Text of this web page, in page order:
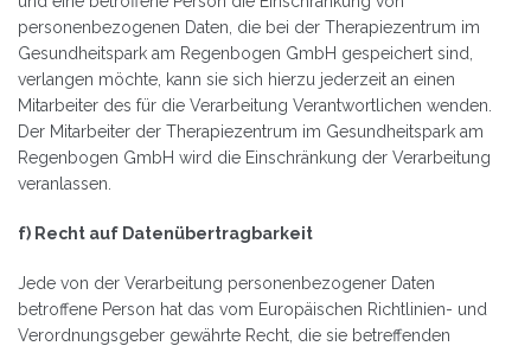
personenbezogenen Daten, die bei der Therapiezentrum im
Gesundheitspark am Regenbogen GmbH gespeichert sind,
verlangen möchte, kann sie sich hierzu jederzeit an einen
Mitarbeiter des für die Verarbeitung Verantwortlichen wenden.
Der Mitarbeiter der Therapiezentrum im Gesundheitspark am
Regenbogen GmbH wird die Einschränkung der Verarbeitung
veranlassen.
f) Recht auf Datenübertragbarkeit
Jede von der Verarbeitung personenbezogener Daten
betroffene Person hat das vom Europäischen Richtlinien- und
Verordnungsgeber gewährte Recht, die sie betreffenden